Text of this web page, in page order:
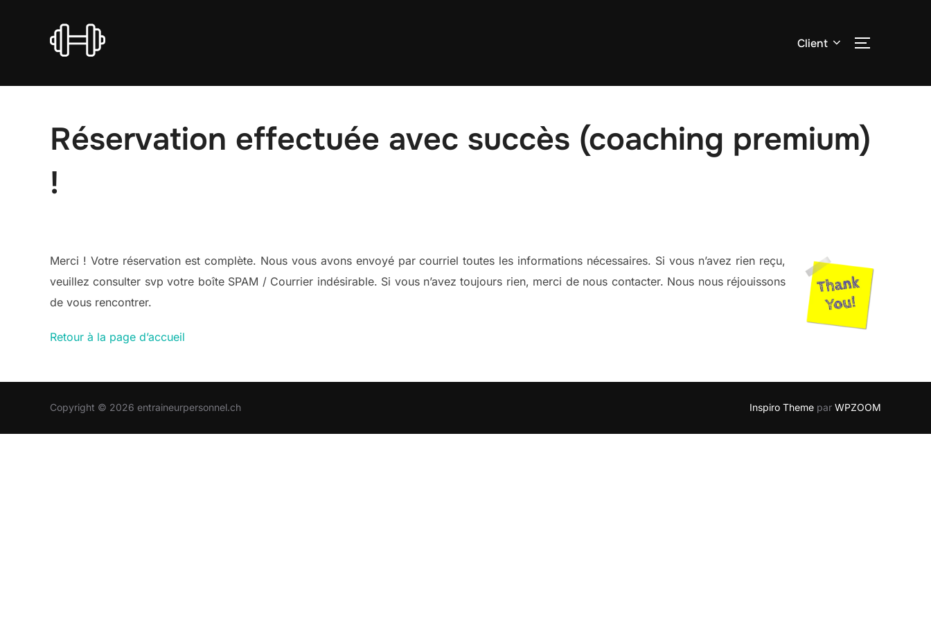
Client
Réservation effectuée avec succès (coaching premium)
!
Merci ! Votre réservation est complète. Nous vous avons envoyé par courriel toutes les informations nécessaires. Si vous n’avez rien reçu,
veuillez consulter svp votre boîte SPAM / Courrier indésirable. Si vous n’avez toujours rien, merci de nous contacter. Nous nous réjouissons
de vous rencontrer.
Retour à la page d’accueil
Copyright © 2026 entraineurpersonnel.ch Inspiro Theme par WPZOOM